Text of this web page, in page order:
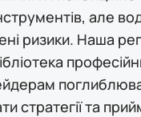
але
ризики. Наша
стратегії та